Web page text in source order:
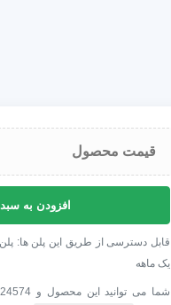
قیمت محصول
مخصوص
کلیپ
عروسی
افزودن به
قابل دسترسی از طریق این پلن ها:
یک ماهه